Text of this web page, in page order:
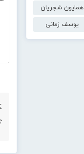
همایون شجریان
یوسف زمانی